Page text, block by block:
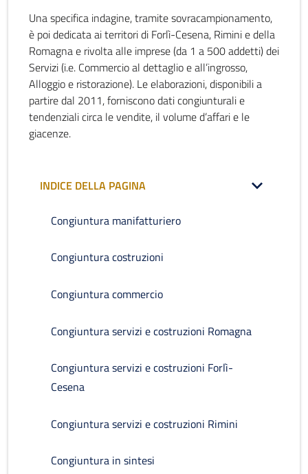
Una specifica indagine, tramite sovracampionamento,
è poi dedicata ai territori di Forlì-Cesena, Rimini e della
Romagna e rivolta alle imprese (da 1 a 500 addetti) dei
Servizi (i.e. Commercio al dettaglio e all’ingrosso,
Alloggio e ristorazione). Le elaborazioni, disponibili a
partire dal 2011, forniscono dati congiunturali e
tendenziali circa le vendite, il volume d’affari e le
giacenze.
INDICE DELLA PAGINA
Congiuntura manifatturiero
Congiuntura costruzioni
Congiuntura commercio
Congiuntura servizi e costruzioni Romagna
Congiuntura servizi e costruzioni Forlì-
Cesena
Congiuntura servizi e costruzioni Rimini
Congiuntura in sintesi